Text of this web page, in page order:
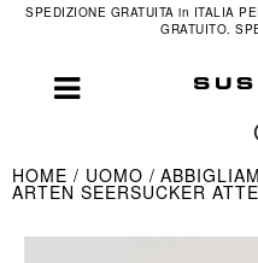
SPEDIZIONE GRATUITA in ITALIA
GRATUITO.
HOME UOMO
ARTEN SEERSUCKER